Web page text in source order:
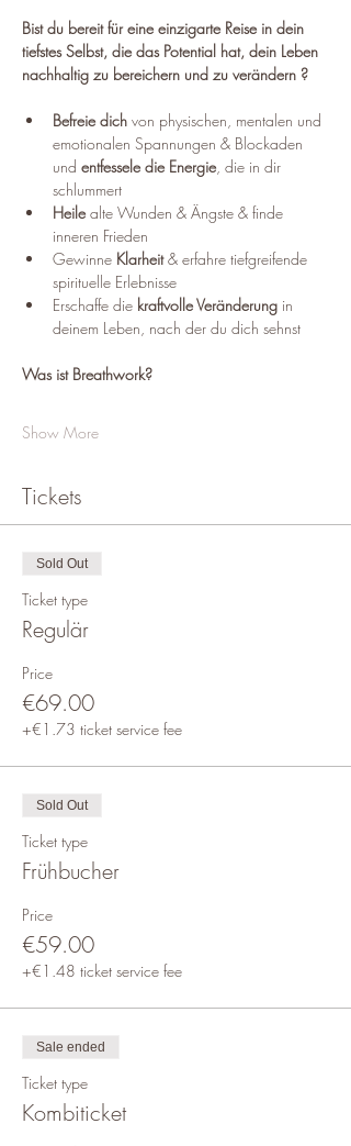
Bist du bereit für eine einzigarte Reise in dein
tiefstes Selbst, die das Potential hat, dein Leben
nachhaltig zu bereichern und zu verändern ?
Befreie dich von physischen, mentalen und
emotionalen Spannungen & Blockaden
und entfessele die Energie, die in dir
schlummert
Heile alte Wunden & Ängste & finde
inneren Frieden
Gewinne Klarheit & erfahre tiefgreifende
spirituelle Erlebnisse
Erschaffe die kraftvolle Veränderung in
deinem Leben, nach der du dich sehnst
Was ist Breathwork?
Show More
Tickets
Sold Out
Ticket type
Regulär
Price
€69.00
+€1.73 ticket service fee
Sold Out
Ticket type
Frühbucher
Price
€59.00
+€1.48 ticket service fee
Sale ended
Ticket type
Kombiticket